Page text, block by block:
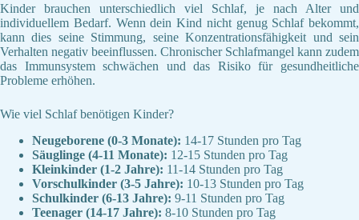
Kinder brauchen unterschiedlich viel Schlaf, je nach Alter und
individuellem Bedarf. Wenn dein Kind nicht genug Schlaf bekommt,
kann dies seine Stimmung, seine Konzentrationsfähigkeit und sein
Verhalten negativ beeinflussen. Chronischer Schlafmangel kann zudem
das Immunsystem schwächen und das Risiko für gesundheitliche
Probleme erhöhen.
Wie viel Schlaf benötigen Kinder?
Neugeborene (0-3 Monate): 14-17 Stunden pro Tag
Säuglinge (4-11 Monate): 12-15 Stunden pro Tag
Kleinkinder (1-2 Jahre): 11-14 Stunden pro Tag
Vorschulkinder (3-5 Jahre): 10-13 Stunden pro Tag
Schulkinder (6-13 Jahre): 9-11 Stunden pro Tag
Teenager (14-17 Jahre): 8-10 Stunden pro Tag